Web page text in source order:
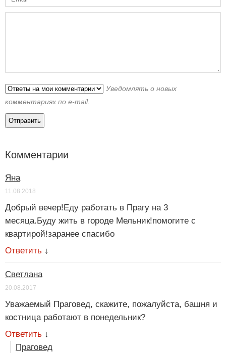
Уведомлять о новых
комментариях по e-mail.
Комментарии
Яна
11.08.2018
Добрый вечер!Еду работать в Прагу на 3
месяца.Буду жить в городе Мельник!помогите с
квартирой!заранее спасибо
Ответить ↓
Светлана
20.08.2017
Уважаемый Праговед, скажите, пожалуйста, башня и
костница работают в понедельник?
Ответить ↓
Праговед